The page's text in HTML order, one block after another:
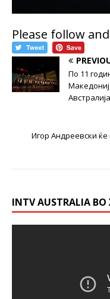
Please follow
По 11
Австралија
Игор Андреевски
INTV AUSTRALIA